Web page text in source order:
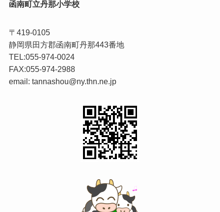
函南町立丹那小学校
〒419-0105
静岡県田方郡函南町丹那443番地
TEL:055-974-0024
FAX:055-974-2988
email: tannashou@ny.thn.ne.jp